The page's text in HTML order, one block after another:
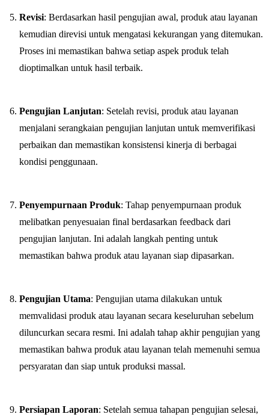
Revisi: Berdasarkan hasil pengujian awal, produk atau layanan
kemudian direvisi untuk mengatasi kekurangan yang ditemukan.
Proses ini memastikan bahwa setiap aspek produk telah
dioptimalkan untuk hasil terbaik.
Pengujian Lanjutan: Setelah revisi, produk atau layanan
menjalani serangkaian pengujian lanjutan untuk memverifikasi
perbaikan dan memastikan konsistensi kinerja di berbagai
kondisi penggunaan.
Penyempurnaan Produk: Tahap penyempurnaan produk
melibatkan penyesuaian final berdasarkan feedback dari
pengujian lanjutan. Ini adalah langkah penting untuk
memastikan bahwa produk atau layanan siap dipasarkan.
Pengujian Utama: Pengujian utama dilakukan untuk
memvalidasi produk atau layanan secara keseluruhan sebelum
diluncurkan secara resmi. Ini adalah tahap akhir pengujian yang
memastikan bahwa produk atau layanan telah memenuhi semua
persyaratan dan siap untuk produksi massal.
Persiapan Laporan: Setelah semua tahapan pengujian selesai,